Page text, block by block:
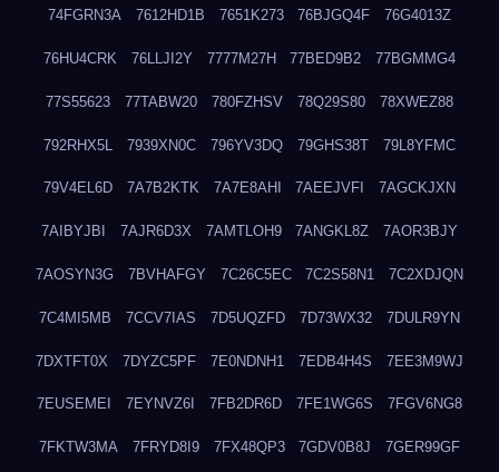
74FGRN3A 7612HD1B 7651K273 76BJGQ4F 76G4013Z
76HU4CRK 76LLJI2Y 7777M27H 77BED9B2 77BGMMG4
77S55623 77TABW20 780FZHSV 78Q29S80 78XWEZ88
792RHX5L 7939XN0C 796YV3DQ 79GHS38T 79L8YFMC
79V4EL6D 7A7B2KTK 7A7E8AHI 7AEEJVFI 7AGCKJXN
7AIBYJBI 7AJR6D3X 7AMTLOH9 7ANGKL8Z 7AOR3BJY
7AOSYN3G 7BVHAFGY 7C26C5EC 7C2S58N1 7C2XDJQN
7C4MI5MB 7CCV7IAS 7D5UQZFD 7D73WX32 7DULR9YN
7DXTFT0X 7DYZC5PF 7E0NDNH1 7EDB4H4S 7EE3M9WJ
7EUSEMEI 7EYNVZ6I 7FB2DR6D 7FE1WG6S 7FGV6NG8
7FKTW3MA 7FRYD8I9 7FX48QP3 7GDV0B8J 7GER99GF